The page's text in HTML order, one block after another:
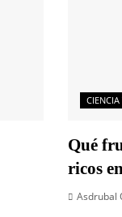
Qué
ricos
Asdrubal